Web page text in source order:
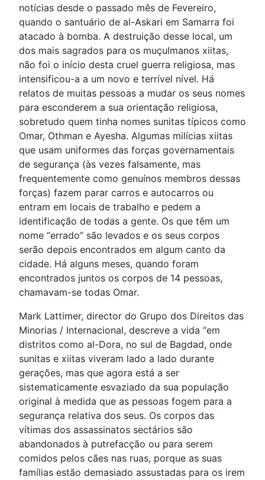
notícias desde o passado mês de Fevereiro,
quando o santuário de al-Askari em Samarra foi
atacado à bomba. A destruição desse local, um
dos mais sagrados para os muçulmanos xiitas,
não foi o início desta cruel guerra religiosa, mas
intensificou-a a um novo e terrível nível. Há
relatos de muitas pessoas a mudar os seus nomes
para esconderem a sua orientação religiosa,
sobretudo quem tinha nomes sunitas típicos como
Omar, Othman e Ayesha. Algumas milícias xiitas
que usam uniformes das forças governamentais
de segurança (às vezes falsamente, mas
frequentemente como genuínos membros dessas
forças) fazem parar carros e autocarros ou
entram em locais de trabalho e pedem a
identificação de todas a gente. Os que têm um
nome “errado” são levados e os seus corpos
serão depois encontrados em algum canto da
cidade. Há alguns meses, quando foram
encontrados juntos os corpos de 14 pessoas,
chamavam-se todas Omar.
Mark Lattimer, director do Grupo dos Direitos das
Minorias / Internacional, descreve a vida “em
distritos como al-Dora, no sul de Bagdad, onde
sunitas e xiitas viveram lado a lado durante
gerações, mas que agora está a ser
sistematicamente esvaziado da sua população
original à medida que as pessoas fogem para a
segurança relativa dos seus. Os corpos das
vítimas dos assassinatos sectários são
abandonados à putrefacção ou para serem
comidos pelos cães nas ruas, porque as suas
famílias estão demasiado assustadas para os irem